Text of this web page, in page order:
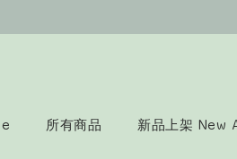
所有商品 新品上架 New